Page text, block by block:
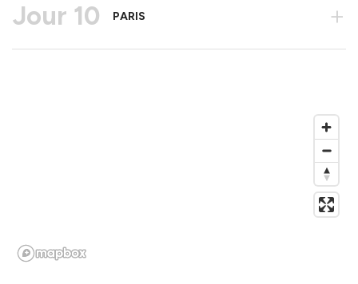
Jour 10 PARIS +